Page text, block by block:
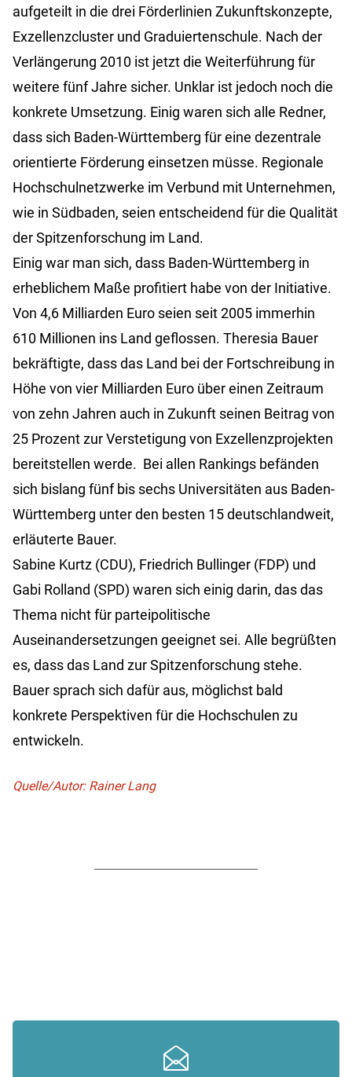
aufgeteilt in die drei Förderlinien Zukunftskonzepte,
Exzellenzcluster und Graduiertenschule. Nach der
Verlängerung 2010 ist jetzt die Weiterführung für
weitere fünf Jahre sicher. Unklar ist jedoch noch die
konkrete Umsetzung. Einig waren sich alle Redner,
dass sich Baden-Württemberg für eine dezentrale
orientierte Förderung einsetzen müsse. Regionale
Hochschulnetzwerke im Verbund mit Unternehmen,
wie in Südbaden, seien entscheidend für die Qualität
der Spitzenforschung im Land.
Einig war man sich, dass Baden-Württemberg in
erheblichem Maße profitiert habe von der Initiative.
Von 4,6 Milliarden Euro seien seit 2005 immerhin
610 Millionen ins Land geflossen. Theresia Bauer
bekräftigte, dass das Land bei der Fortschreibung in
Höhe von vier Milliarden Euro über einen Zeitraum
von zehn Jahren auch in Zukunft seinen Beitrag von
25 Prozent zur Verstetigung von Exzellenzprojekten
bereitstellen werde. Bei allen Rankings befänden
sich bislang fünf bis sechs Universitäten aus Baden-
Württemberg unter den besten 15 deutschlandweit,
erläuterte Bauer.
Sabine Kurtz (CDU), Friedrich Bullinger (FDP) und
Gabi Rolland (SPD) waren sich einig darin, das das
Thema nicht für parteipolitische
Auseinandersetzungen geeignet sei. Alle begrüßten
es, dass das Land zur Spitzenforschung stehe.
Bauer sprach sich dafür aus, möglichst bald
konkrete Perspektiven für die Hochschulen zu
entwickeln.
Quelle/Autor: Rainer Lang